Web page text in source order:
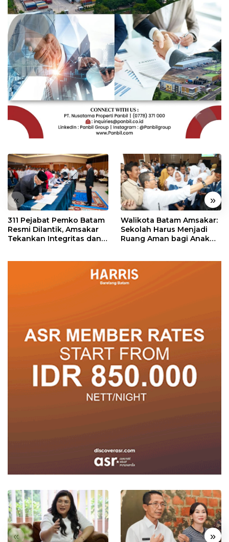
« »
311 Pejabat Pemko Batam
Resmi Dilantik, Amsakar
Tekankan Integritas dan
Walikota Batam Amsakar:
Sekolah Harus Menjadi
Ruang Aman bagi Anak
« »